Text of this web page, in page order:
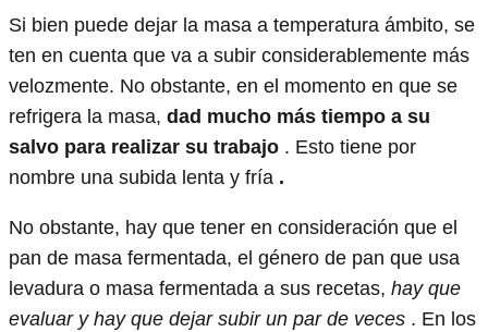
Si bien puede dejar la masa a temperatura ámbito, se
ten en cuenta que va a subir considerablemente más
velozmente. No obstante, en el momento en que se
refrigera la masa, dad mucho más tiempo a su
salvo para realizar su trabajo . Esto tiene por
nombre una subida lenta y fría .
No obstante, hay que tener en consideración que el
pan de masa fermentada, el género de pan que usa
levadura o masa fermentada a sus recetas, hay que
evaluar y hay que dejar subir un par de veces . En los